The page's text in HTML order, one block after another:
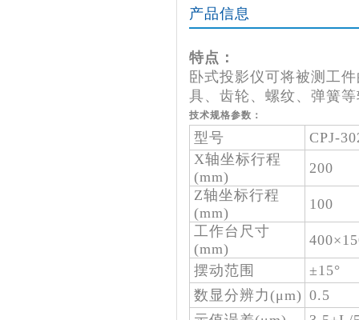
产品信息
特点：
卧式投影仪可将被测工
具、齿轮、螺纹、弹簧
技术规格参数：
型号
CPJ-
X轴坐标行程
(mm)
200
Z轴坐标行程
(mm)
100
工作台尺寸
(mm)
摆动范围
±15°
数显分辨力(μm) 0.5